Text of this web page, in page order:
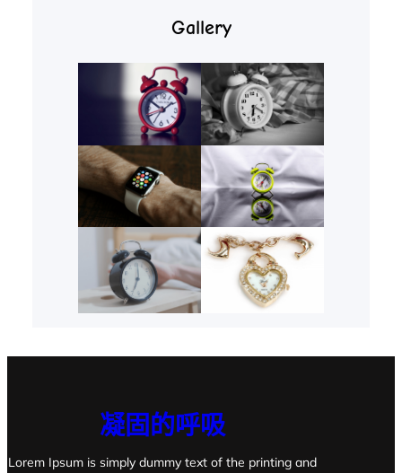
Gallery
凝固的呼吸
Lorem Ipsum is simply dummy text of the printing and